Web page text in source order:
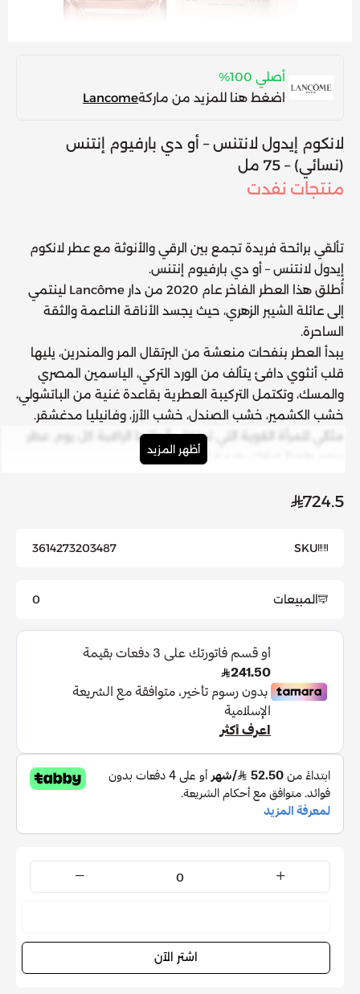
أصلي 100%
اضغط هنا للمزيد من ماركةLancome
لانكوم إيدول لانتنس – أو دي بارفيوم إنتنس
(نسائي) – 75 مل
منتجات نفدت
تألقي برائحة فريدة تجمع بين الرقي والأنوثة مع عطر لانكوم
إيدول لانتنس – أو دي بارفيوم إنتنس.
أُطلق هذا العطر الفاخر عام 2020 من دار
Lancôme لينتمي
إلى عائلة الشيبر الزهري، حيث يجسد الأناقة الناعمة والثقة
الساحرة.
يبدأ العطر بنفحات منعشة من البرتقال المر والمندرين، يليها
قلب أنثوي دافئ يتألف من الورد التركي، الياسمين المصري
والمسك، وتكتمل التركيبة العطرية بقاعدة غنية من الباتشولي،
خشب الكشمير، خشب الصندل، خشب الأرز، وفانيليا مدغشقر.
مثالي للمرأة القوية التي تحتفل بأنوثتها الراقية كل يوم. عطر
يدوم طويلاً ويترك بصمة لا تُنسى.
أظهر المزيد
724.5
SKU
3614273203487
المبيعات 0
اشتر الآن